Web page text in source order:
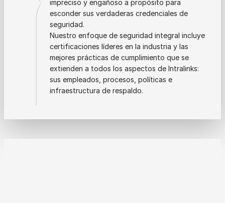
impreciso y engañoso a propósito para
esconder sus verdaderas credenciales de
seguridad.
Nuestro enfoque de seguridad integral incluye
certificaciones líderes en la industria y las
mejores prácticas de cumplimiento que se
extienden a todos los aspectos de Intralinks:
sus empleados, procesos, políticas e
infraestructura de respaldo.